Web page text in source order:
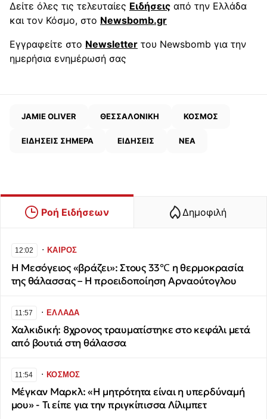
Δείτε όλες τις τελευταίες Ειδήσεις από την Ελλάδα
και τον Κόσμο, στο Newsbomb.gr
Εγγραφείτε στο Newsletter του Newsbomb για την
ημερήσια ενημέρωσή σας
JAMIE OLIVER ΘΕΣΣΑΛΟΝΙΚΗ ΚΟΣΜΟΣ
ΕΙΔΗΣΕΙΣ ΣΗΜΕΡΑ ΕΙΔΗΣΕΙΣ ΝΕΑ
Ροή Ειδήσεων Δημοφιλή
12:02 ∙ΚΑΙΡΟΣ
Η Μεσόγειος «βράζει»: Στους 33℃ η θερμοκρασία
της θάλασσας – Η προειδοποίηση Αρναούτογλου
11:57 ∙ΕΛΛΑΔΑ
Χαλκιδική: 8χρονος τραυματίστηκε στο κεφάλι μετά
από βουτιά στη θάλασσα
11:54 ∙ΚΟΣΜΟΣ
Μέγκαν Μαρκλ: «Η μητρότητα είναι η υπερδύναμή
μου» - Τι είπε για την πριγκίπισσα Λίλιμπετ